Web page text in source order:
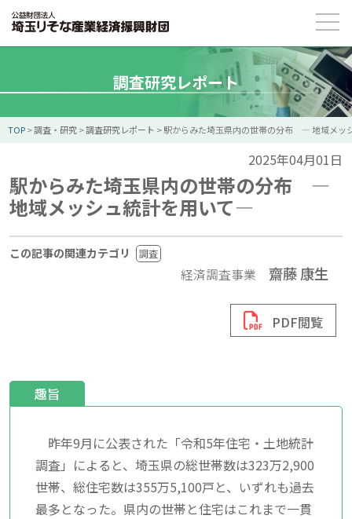
調査研究レポート
TOP>調査・研究>調査研究レポート >駅からみた埼玉県内の世帯の分布 ― 地域メッ
2025年04月01日
駅からみた埼玉県内の世帯の分布 ―
地域メッシュ統計を用いて―
この記事の関連カテゴリ 調査
経済調査事業 齋藤 康生
PDF閲覧
趣旨
昨年9月に公表された「令和5年住宅・土地統計
調査」によると、埼玉県の総世帯数は323万2,900
世帯、総住宅数は355万5,100戸と、いずれも過去
最多となった。県内の世帯と住宅はこれまで一貫